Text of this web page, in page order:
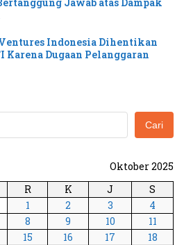
Indonesia Dihentikan
Karena Dugaan Pelanggaran
Cari
Oktober 2025
R K J
S
1
2 3
4
8 9 10
11
15 16 17
18